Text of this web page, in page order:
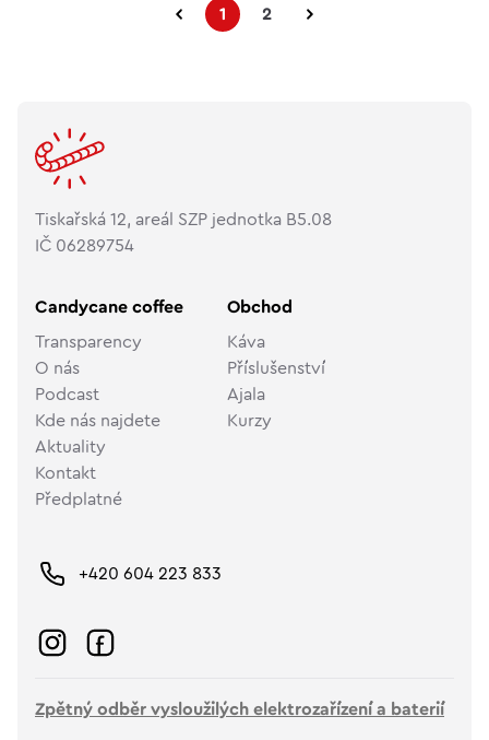
1 2
Tiskařská 12, areál SZP jednotka B5.08
IČ 06289754
Candycane coffee
Transparency
O nás
Podcast
Kde nás najdete
Aktuality
Kontakt
Předplatné
Obchod
Káva
Příslušenství
Ajala
Kurzy
+420 604 223 833
Zpětný odběr vysloužilých elektrozařízení a baterií